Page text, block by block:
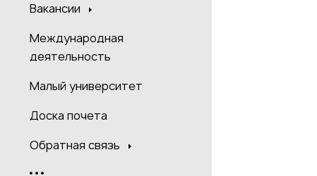
Вакансии
Международная
деятельность
Малый университет
Доска почета
Обратная связь